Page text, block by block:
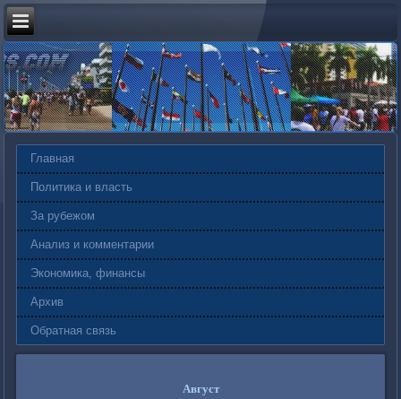
Главная
Политика и власть
За рубежом
Анализ и комментарии
Экономика, финансы
Архив
Обратная связь
Август